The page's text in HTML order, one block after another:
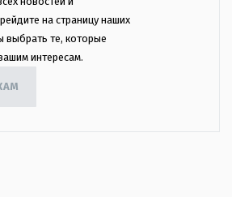
на страницу наших
выбрать те, которые
интересам.